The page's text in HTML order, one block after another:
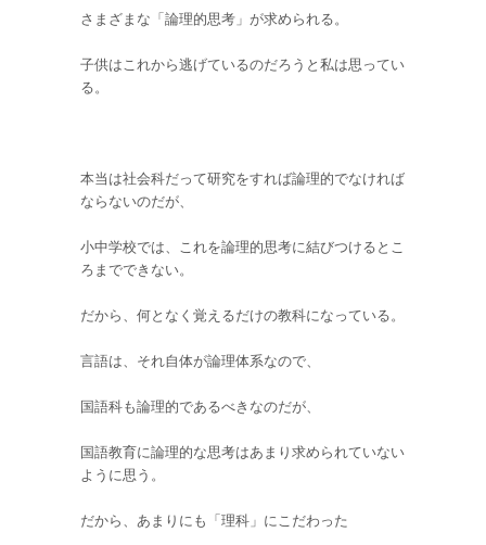
さまざまな「論理的思考」が求められる。
子供はこれから逃げているのだろうと私は思ってい
る。
本当は社会科だって研究をすれば論理的でなければ
ならないのだが、
小中学校では、これを論理的思考に結びつけるとこ
ろまでできない。
だから、何となく覚えるだけの教科になっている。
言語は、それ自体が論理体系なので、
国語科も論理的であるべきなのだが、
国語教育に論理的な思考はあまり求められていない
ように思う。
だから、あまりにも「理科」にこだわった